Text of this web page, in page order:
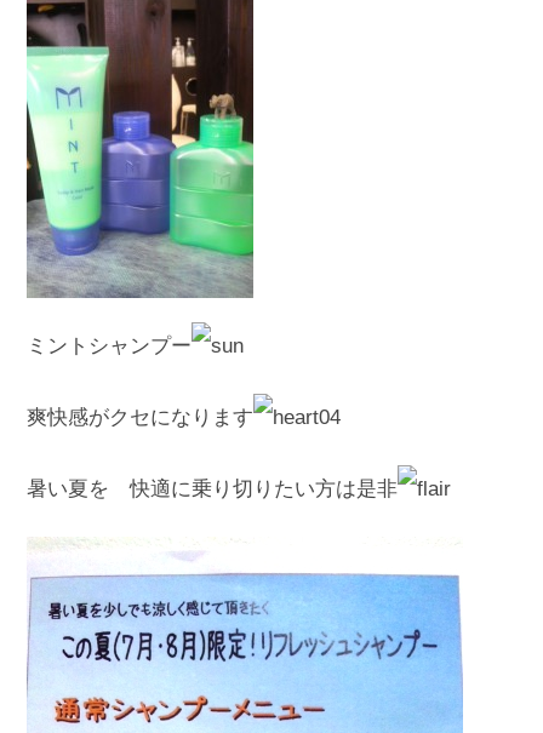
ミントシャンプー
爽快感がクセになります
暑い夏を 快適に乗り切りたい方は是非